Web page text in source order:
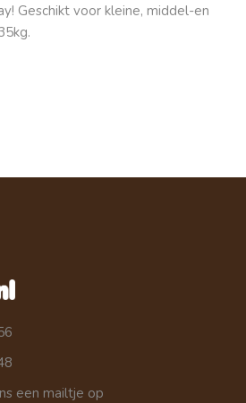
Geschikt voor kleine, middel-en
een mailtje op